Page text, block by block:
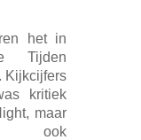
het in
Tijden
Kijkcijfers
kritiek
maar
ook